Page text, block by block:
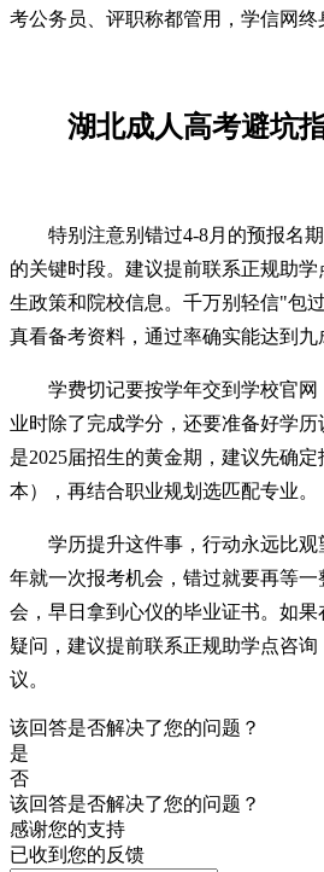
考公务员、评职称都管用，学信网终
湖北成人高考避坑
特别注意别错过4-8月的预报名
的关键时段。建议提前联系正规助
生政策和院校信息。千万别轻信"包
真看备考资料，通过率确实能达到九
学费切记要按学年交到学校官
业时除了完成学分，还要准备好学
是2025届招生的黄金期，建议先确
本），再结合职业规划选匹配专业。
学历提升这件事，行动永远比
年就一次报考机会，错过就要再等
会，早日拿到心仪的毕业证书。如
疑问，建议提前联系正规助学点咨
议。
该回答是否解决了您的问题？
是
否
该回答是否解决了您的问题？
感谢您的支持
已收到您的反馈